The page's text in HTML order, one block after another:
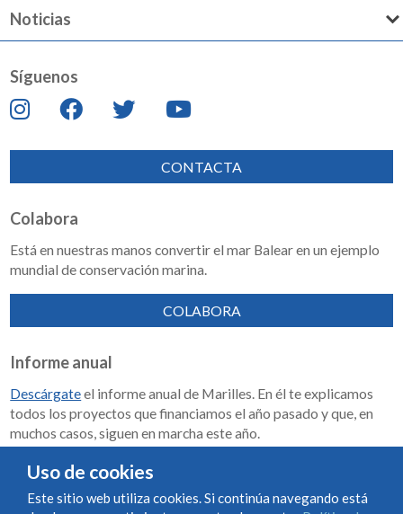
Noticias
Síguenos
CONTACTA
Colabora
Está en nuestras manos convertir el mar Balear en un ejemplo
mundial de conservación marina.
COLABORA
Informe anual
Descárgateel informe anual de Marilles. En él te explicamos
todos los proyectos que financiamos el año pasado y que, en
muchos casos, siguen en marcha este año.
Memoria de impacto 2018-2023
Uso de cookies
Este sitio web utiliza cookies. Si continúa navegando está